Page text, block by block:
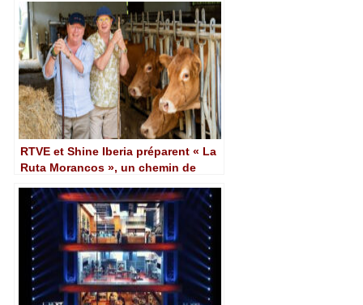
RTVE et Shine Iberia préparent « La
Ruta Morancos », un chemin de